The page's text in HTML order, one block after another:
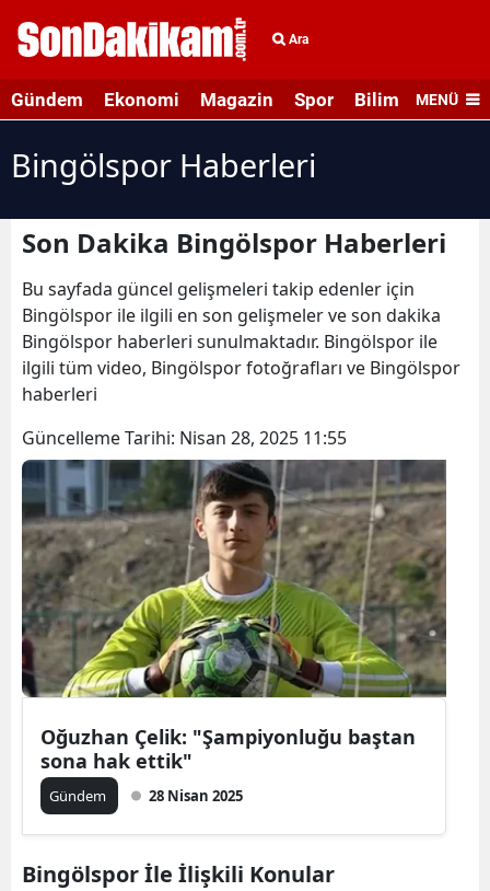
Ara
Gündem Ekonomi Magazin Spor Bilim veMENÜ
Bingölspor Haberleri
Son Dakika Bingölspor Haberleri
Bu sayfada güncel gelişmeleri takip edenler için
Bingölspor ile ilgili en son gelişmeler ve son dakika
Bingölspor haberleri sunulmaktadır. Bingölspor ile
ilgili tüm video, Bingölspor fotoğrafları ve Bingölspor
haberleri
Güncelleme Tarihi: Nisan 28, 2025 11:55
Oğuzhan Çelik: "Şampiyonluğu baştan
sona hak ettik"
Gündem 28 Nisan 2025
Bingölspor İle İlişkili Konular